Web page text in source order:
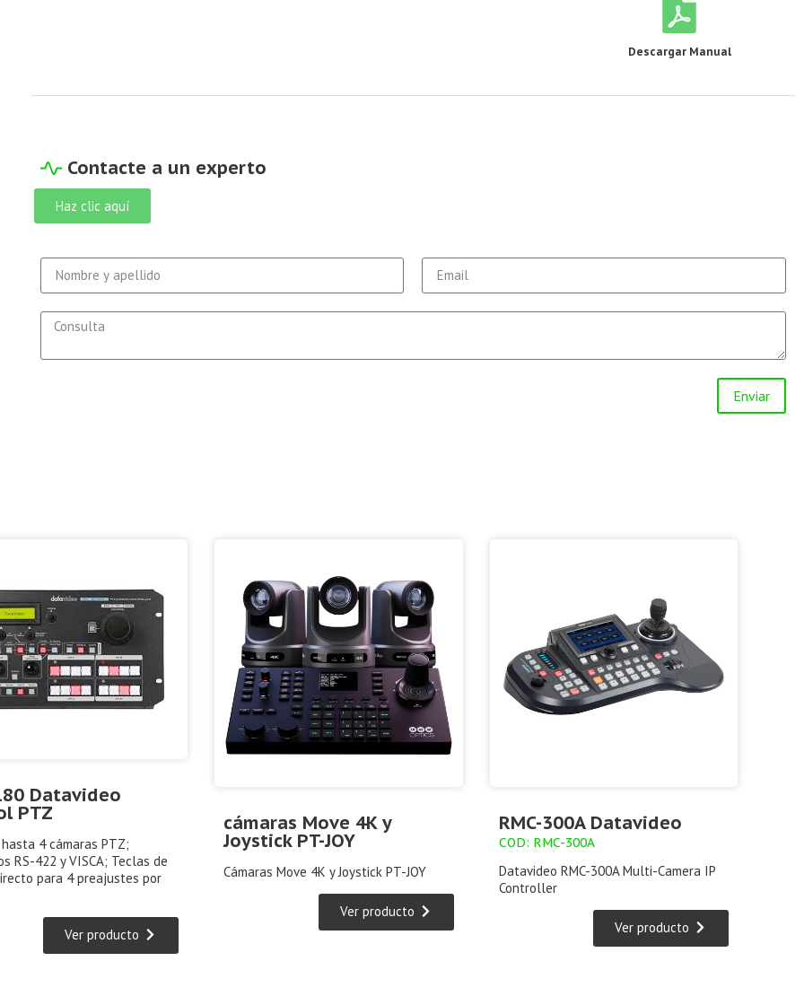
Descargar Manual
Contacte a un experto
Haz clic aquí
Enviar
Datavideo
PTZ
4 cámaras PTZ;
RS-422 y VISCA; Teclas de
para 4 preajustes por
Ver producto
cámaras Move 4K y
Joystick PT-JOY
Cámaras Move 4K y Joystick PT-JOY
Ver producto
RMC-300A Datavideo
COD: RMC-300A
Datavideo RMC-300A Multi-Camera IP
Controller
Ver producto